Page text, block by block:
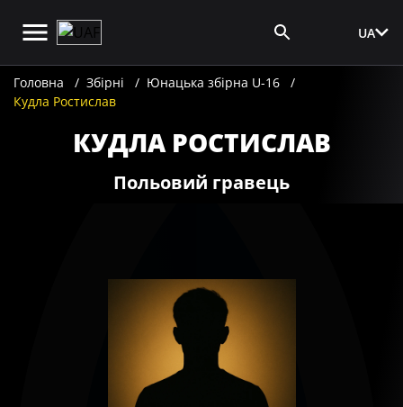
UA
Головна Збірні
Юнацька збірна U-16
Кудла Ростислав
КУДЛА РОСТИСЛАВ
Польовий гравець